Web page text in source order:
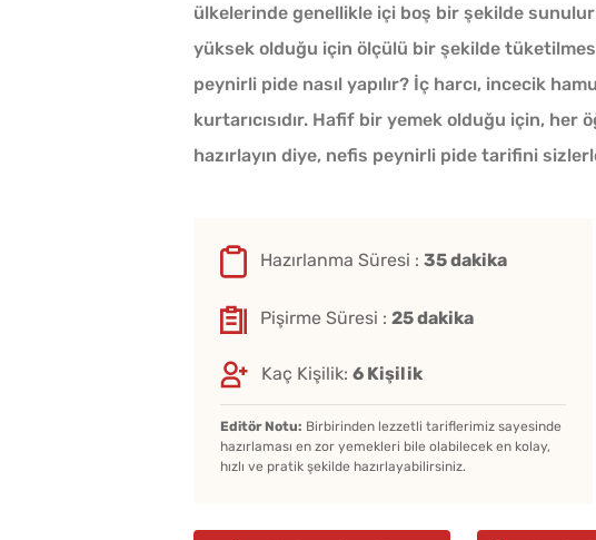
ülkelerinde genellikle içi boş bir şekilde
yüksek olduğu için ölçülü bir şekilde
peynirli pide nasıl yapılır? İç harcı, incecik
kurtarıcısıdır. Hafif bir yemek olduğu için,
hazırlayın diye, nefis peynirli pide tarifini
Hazırlanma Süresi : 35 dakika
Pişirme Süresi : 25 dakika
Kaç Kişilik: 6 Kişilik
Editör Notu: Birbirinden lezzetli tariflerimiz sayesinde
hazırlaması en zor yemekleri bile olabilecek en kolay,
hızlı ve pratik şekilde hazırlayabilirsiniz.